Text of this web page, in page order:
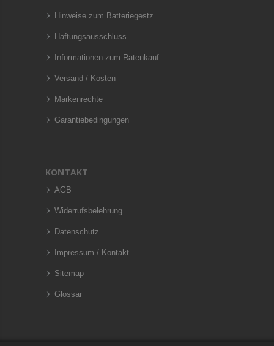
Hinweise zum Batteriegestz
Haftungsausschluss
Informationen zum Ratenkauf
Versand / Kosten
Markenrechte
Garantiebedingungen
KONTAKT
AGB
Widerrufsbelehrung
Datenschutz
Impressum / Kontakt
Sitemap
Glossar